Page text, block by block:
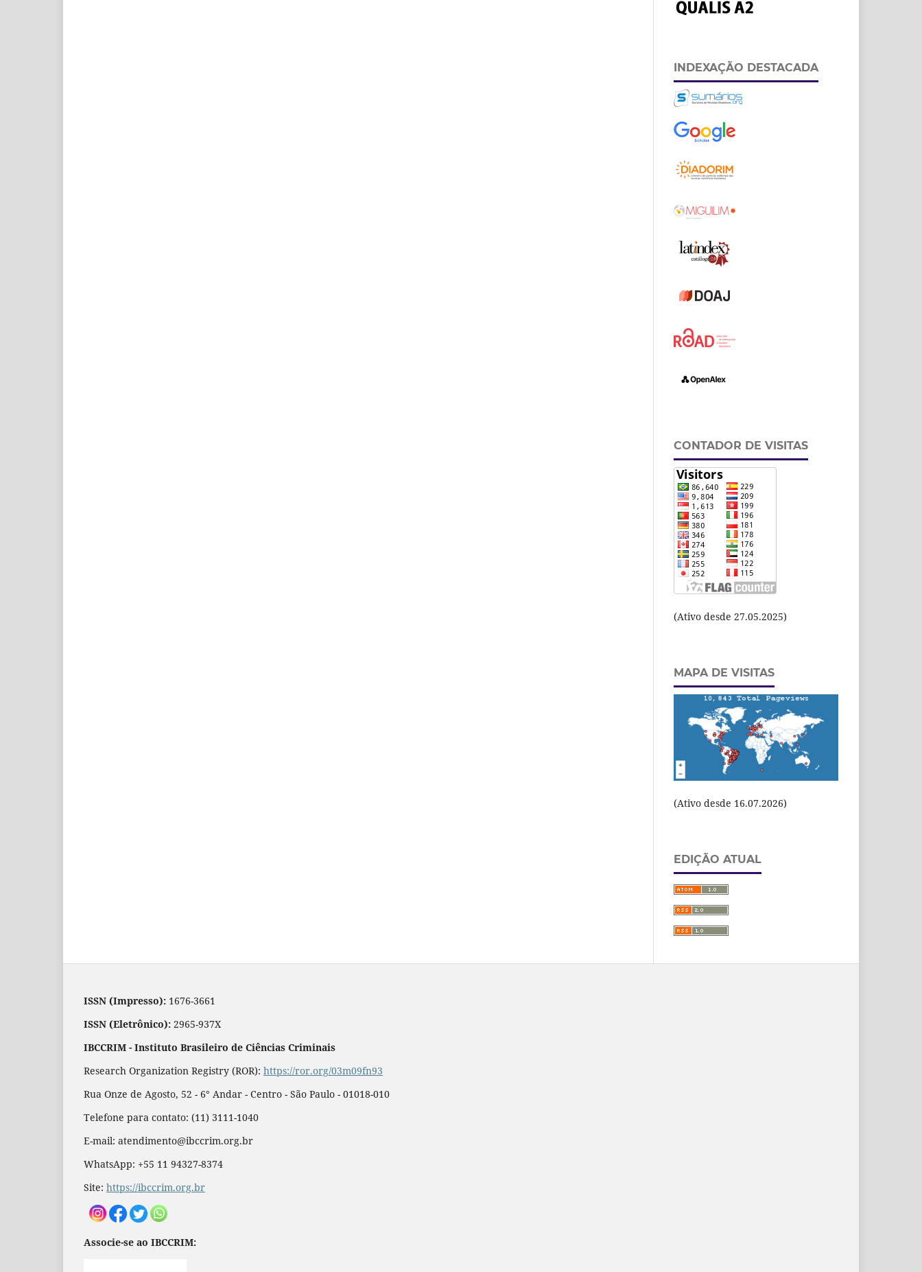
INDEXAÇÃO DESTACADA
CONTADOR DE VISITAS
(Ativo desde 27.05.2025)
MAPA DE VISITAS
(Ativo desde 16.07.2026)
EDIÇÃO ATUAL
ISSN (Impresso): 1676-3661
ISSN (Eletrônico): 2965-937X
IBCCRIM - Instituto Brasileiro de Ciências Criminais
Research Organization Registry (ROR): https://ror.org/03m09fn93
Rua Onze de Agosto, 52 - 6° Andar - Centro - São Paulo - 01018-010
Telefone para contato: (11) 3111-1040
E-mail: atendimento@ibccrim.org.br
WhatsApp: +55 11 94327-8374
Site: https://ibccrim.org.br
Associe-se ao IBCCRIM: